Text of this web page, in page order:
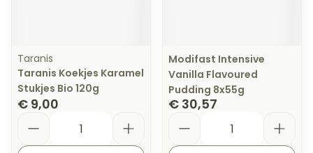
Taranis
Taranis Koekjes Karamel
Stukjes Bio 120g
€ 9,00
Modifast Intensive
Vanilla Flavoured
Pudding 8x55g
€ 30,57